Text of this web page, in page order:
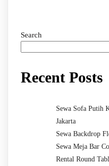
Search
Recent Posts
Sewa Sofa Putih
Jakarta
Sewa Backdrop
Sewa Meja Bar
Rental Round